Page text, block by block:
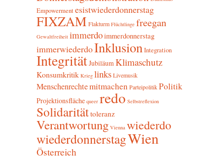
Empowermentesistwiederdonnerstag
FIXZAM Flakturm Flüchtlinge freegan
Gewaltfreiheit immerdoimmerdonnerstag
immerwiederdoInklusionIntegration
IntegritätJubiläumKlimaschutz
Konsumkritik Krieg linksLivemusik
Menschenrechtemitmachen ParteipolitikPolitik
Projektionsfläche queer redo Selbstreflexion
Solidaritättoleranz
Verantwortung Vienna wiederdo
wiederdonnerstagWien
Österreich